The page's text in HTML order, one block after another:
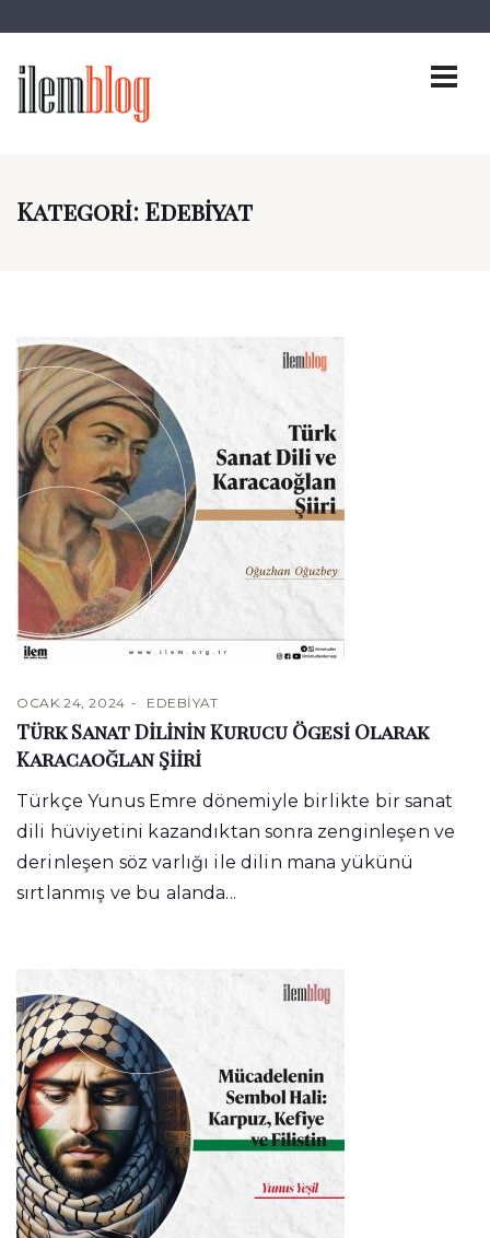
Kategori: Edebiyat
OCAK 24, 2024 EDEBIYAT
Türk Sanat Dilinin Kurucu Ögesi Olarak
Karacaoğlan Şiiri
Türkçe Yunus Emre dönemiyle birlikte bir sanat
dili hüviyetini kazandıktan sonra zenginleşen ve
derinleşen söz varlığı ile dilin mana yükünü
sırtlanmış ve bu alanda...